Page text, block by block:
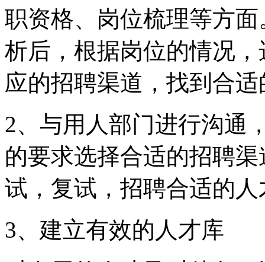
职资格、岗位梳理等方
析后，根据岗位的情况
应的招聘渠道，找到合
2、与用人部门进行沟通
的要求选择合适的招聘
试，复试，招聘合适的人
3、建立有效的人才库